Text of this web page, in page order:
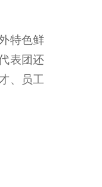
特色鲜
表团还
、员工